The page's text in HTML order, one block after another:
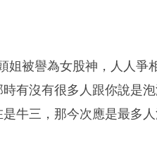
姐被譽為女股神，人人爭
有沒有很多人跟你說是
牛三，那今次應是最多